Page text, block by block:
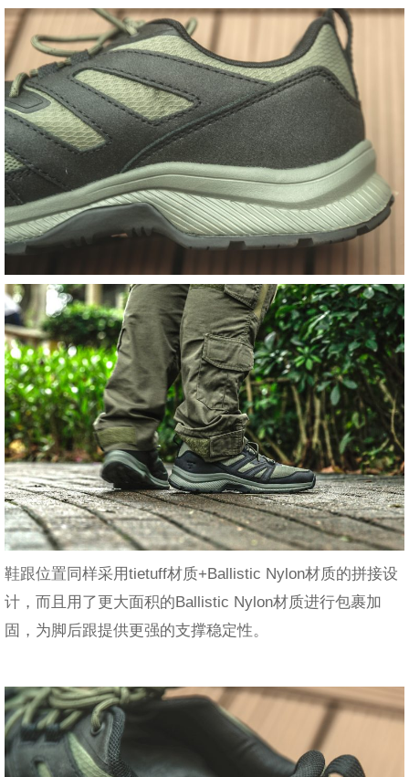
鞋跟位置同样采用tietuff材质+Ballistic Nylon材质的拼接设
计，而且用了更大面积的Ballistic Nylon材质进行包裹加
固，为脚后跟提供更强的支撑稳定性。